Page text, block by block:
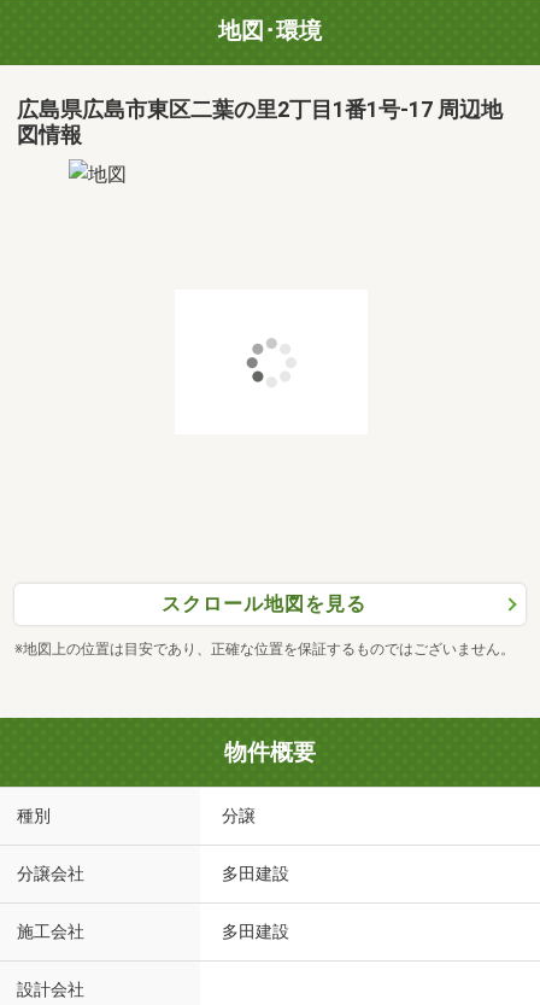
地図･環境
広島県広島市東区二葉の里2丁目1番1号-17 周辺地
図情報
スクロール地図を見る
※地図上の位置は目安であり、正確な位置を保証するものではございません。
物件概要
種別 分譲
分譲会社 多田建設
施工会社 多田建設
設計会社